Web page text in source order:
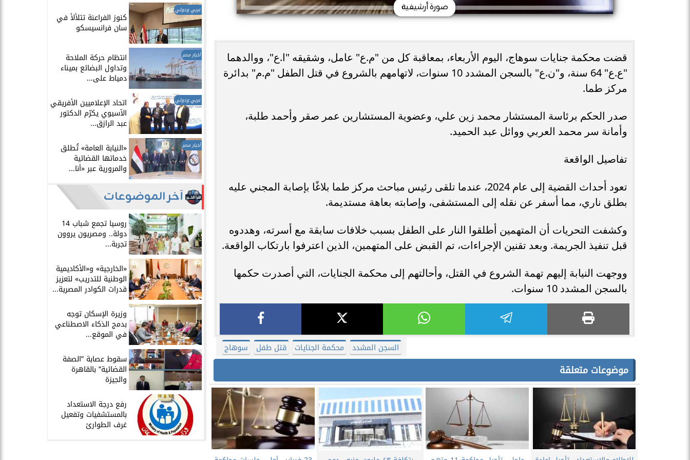
صورة أرشيفية
قضت محكمة جنايات سوهاج، اليوم الأربعاء، بمعاقبة كل من "م.ع" عامل، وشقيقه "ا.ع"، ووالدهما
"ع.ع" 64 سنة، و"ن.ع" بالسجن المشدد 10 سنوات، لاتهامهم بالشروع في قتل الطفل "م.م" بدائرة
مركز طما.
صدر الحكم برئاسة المستشار محمد زين علي، وعضوية المستشارين عمر صقر وأحمد طلبة،
وأمانة سر محمد العربي ووائل عبد الحميد.
تفاصيل الواقعة
تعود أحداث القضية إلى عام 2024، عندما تلقى رئيس مباحث مركز طما بلاغًا بإصابة المجني عليه
بطلق ناري، مما أسفر عن نقله إلى المستشفى، وإصابته بعاهة مستديمة.
وكشفت التحريات أن المتهمين أطلقوا النار على الطفل بسبب خلافات سابقة مع أسرته، وهددوه
قبل تنفيذ الجريمة. وبعد تقنين الإجراءات، تم القبض على المتهمين، الذين اعترفوا بارتكاب الواقعة.
ووجهت النيابة إليهم تهمة الشروع في القتل، وأحالتهم إلى محكمة الجنايات، التي أصدرت حكمها
بالسجن المشدد 10 سنوات.
السجن المشدد محكمة الجنايات قتل طفل سوهاج
موضوعات متعلقة
عربي ودولي
​كنوز الفراعنة تتلألأ في
سان فرانسيسكو
أخبار مصر انتظام حركة الملاحة
وتداول البضائع بميناء
دمياط على...
عربي ودولي اتحاد الإعلاميين الأفريقي
الآسيوي يكرّم الدكتور
عبد الرازق...
أخبار مصر ​«النيابة العامة» تُطلق
خدماتها القضائية
والمرورية عبر «أنا...
آخر الموضوعات
روسيا تجمع شباب 14
دولة.. ومصريون يروون
تجربة...
​«الخارجية» و«الأكاديمية
الوطنية للتدريب» لتعزيز
قدرات الكوادر المصرية...
​وزيرة الإسكان توجه
بدمج الذكاء الاصطناعي
في الموقع...
سقوط عصابة ”الصفة
القضائية” بالقاهرة
والجيزة
​رفع درجة الاستعداد
بالمستشفيات وتفعيل
غرف الطوارئ